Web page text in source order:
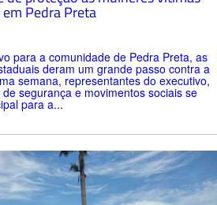
Pedra Preta
para a comunidade de Pedra Preta, as
deram um grande passo contra a
semana, representantes do executivo,
segurança e movimentos sociais se
para a...